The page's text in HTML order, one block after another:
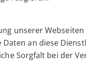
unserer
an diese
Sorgfalt bei der